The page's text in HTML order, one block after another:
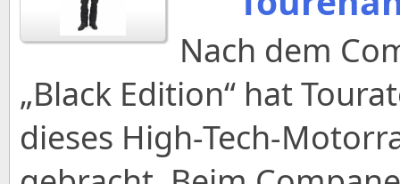
Nach dem
„Black Edition“ hat
dieses High-Tech-